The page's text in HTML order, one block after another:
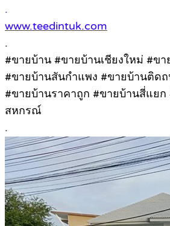
.
www.teedintuk.com
.
#ขายบ้าน #ขายบ้านเชียงใหม่ #ข
#ขายบ้านสันกำแพง #ขายบ้านติด
#ขายบ้านราคาถูก #ขายบ้านสี่แยก
สหกรณ์
.